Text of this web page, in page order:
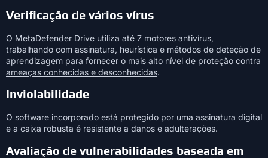
Verificação de vários vírus
O MetaDefender Drive utiliza até 7 motores antivírus,
trabalhando com assinatura, heurística e métodos de deteção de
aprendizagem para fornecer o mais alto nível de proteção contra
ameaças conhecidas e desconhecidas.
Inviolabilidade
O software incorporado está protegido por uma assinatura digital
e a caixa robusta é resistente a danos e adulterações.
Avaliação de vulnerabilidades baseada em